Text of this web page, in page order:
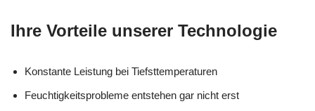
Ihre Vorteile unserer Technologie
Konstante Leistung bei Tiefsttemperaturen
Feuchtigkeitsprobleme entstehen gar nicht erst